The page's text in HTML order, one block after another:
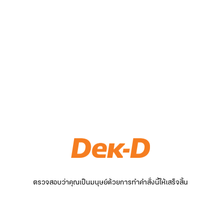
ตรวจสอบว่าคุณเป็นมนุษย์ด้วยการทำคำสั่งนี้ให้เสร็จสิ้น